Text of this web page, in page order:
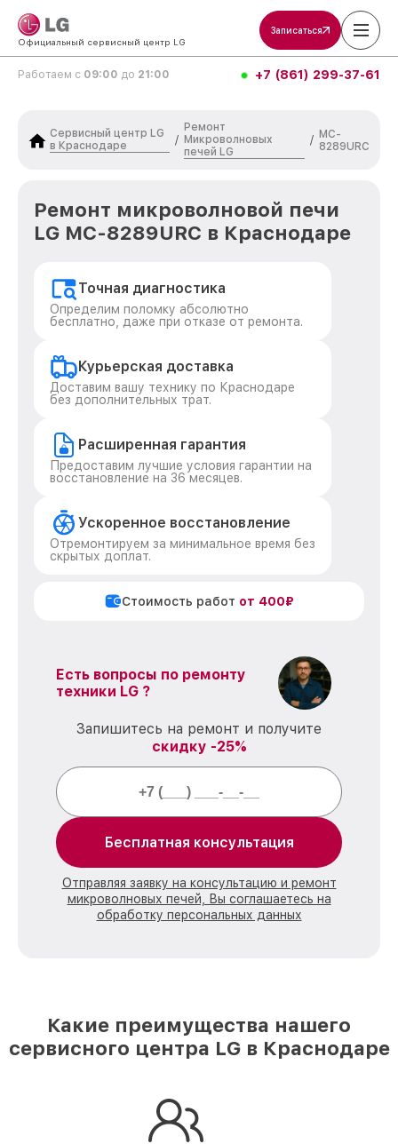
Официальный сервисный центр LG
Записаться
Работаем с 09:00 до 21:00 +7 (861) 299-37-61
Сервисный центр LG
в Краснодаре
/
Ремонт
Микроволновых
печей LG
/ MC-
8289URC
Ремонт микроволновой печи
LG MC-8289URC в Краснодаре
Точная диагностика
Определим поломку абсолютно
бесплатно, даже при отказе от ремонта.
Курьерская доставка
Доставим вашу технику по Краснодаре
без дополнительных трат.
Расширенная гарантия
Предоставим лучшие условия гарантии на
восстановление на 36 месяцев.
Ускоренное восстановление
Отремонтируем за минимальное время без
скрытых доплат.
Стоимость работ от 400₽
Есть вопросы по ремонту
техники LG ?
Запишитесь на ремонт и получите
скидку -25%
Бесплатная консультация
Отправляя заявку на консультацию и ремонт
микроволновых печей, Вы соглашаетесь на
обработку персональных данных
Какие преимущества нашего
сервисного центра LG в Краснодаре